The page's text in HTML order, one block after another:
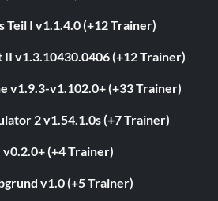
Teil I v1.1.4.0 (+12 Trainer)
II v1.3.10430.0406 (+12 Trainer)
v1.9.3-v1.102.0+ (+33 Trainer)
2 v1.54.1.0s (+7 Trainer)
(+4 Trainer)
v1.0 (+5 Trainer)